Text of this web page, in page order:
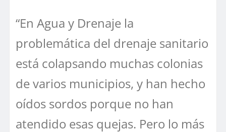
“En Agua y Drenaje la
problemática del drenaje sanitario
está colapsando muchas colonias
de varios municipios, y han hecho
oídos sordos porque no han
atendido esas quejas. Pero lo más